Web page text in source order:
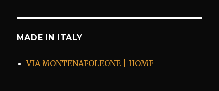
MADE IN ITALY
VIA MONTENAPOLEONE | HOME